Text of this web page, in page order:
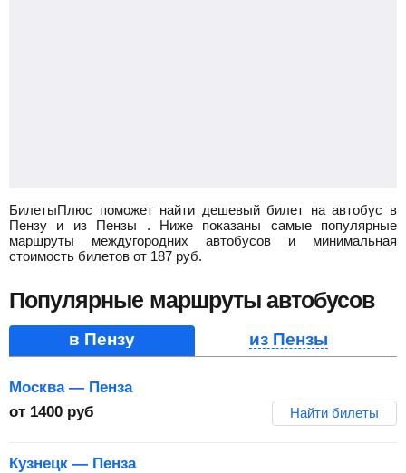
БилетыПлюс поможет найти дешевый билет на автобус в
Пензу и из Пензы . Ниже показаны самые популярные
маршруты междугородних автобусов и минимальная
стоимость билетов от 187 руб.
Популярные маршруты автобусов
в Пензу из Пензы
Москва — Пенза
от 1400 руб Найти билеты
Кузнецк — Пенза